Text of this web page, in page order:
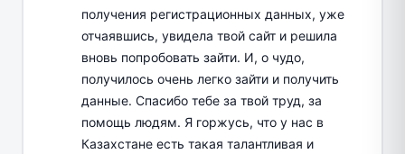
получения регистрационных данных, уже
отчаявшись, увидела твой сайт и решила
вновь попробовать зайти. И, о чудо,
получилось очень легко зайти и получить
данные. Спасибо тебе за твой труд, за
помощь людям. Я горжусь, что у нас в
Казахстане есть такая талантливая и